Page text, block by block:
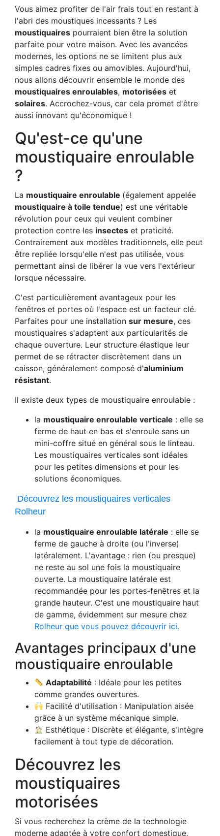
Vous aimez profiter de l'air frais tout en restant à
l'abri des moustiques incessants ? Les
moustiquaires pourraient bien être la solution
parfaite pour votre maison. Avec les avancées
modernes, les options ne se limitent plus aux
simples cadres fixes ou amovibles. Aujourd'hui,
nous allons découvrir ensemble le monde des
moustiquaires enroulables, motorisées et
solaires. Accrochez-vous, car cela promet d'être
aussi innovant qu'économique !
Qu'est-ce qu'une
moustiquaire enroulable
?
La moustiquaire enroulable (également appelée
moustiquaire à toile tendue) est une véritable
révolution pour ceux qui veulent combiner
protection contre les insectes et praticité.
Contrairement aux modèles traditionnels, elle peut
être repliée lorsqu'elle n'est pas utilisée, vous
permettant ainsi de libérer la vue vers l'extérieur
lorsque nécessaire.
C'est particulièrement avantageux pour les
fenêtres et portes où l'espace est un facteur clé.
Parfaites pour une installation sur mesure, ces
moustiquaires s'adaptent aux particularités de
chaque ouverture. Leur structure élastique leur
permet de se rétracter discrètement dans un
caisson, généralement composé d'aluminium
résistant.
Il existe deux types de moustiquaire enroulable :
la moustiquaire enroulable verticale : elle se
ferme de haut en bas et s'enroule sans un
mini-coffre situé en général sous le linteau.
Les moustiquaires verticales sont idéales
pour les petites dimensions et pour les
solutions économiques.
Découvrez les moustiquaires verticales
Rolheur
la moustiquaire enroulable latérale : elle se
ferme de gauche à droite (ou l'inverse)
latéralement. L'avantage : rien (ou presque)
ne reste au sol une fois la moustiquaire
ouverte. La moustiquaire latérale est
recommandée pour les portes-fenêtres et la
grande hauteur. C'est une moustiquaire haut
de gamme, évidemment sur mesure chez
Rolheur que vous pouvez découvrir ici.
Avantages principaux d'une
moustiquaire enroulable
Adaptabilité : Idéale pour les petites
comme grandes ouvertures.
Facilité d'utilisation : Manipulation aisée
grâce à un système mécanique simple.
Esthétique : Discrète et élégante, s'intègre
facilement à tout type de décoration.
Découvrez les
moustiquaires
motorisées
Si vous recherchez la crème de la technologie
moderne adaptée à votre confort domestique,